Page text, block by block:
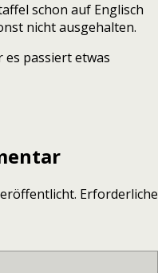
schon auf Englisch
nicht ausgehalten.
es passiert etwas
Erforderliche